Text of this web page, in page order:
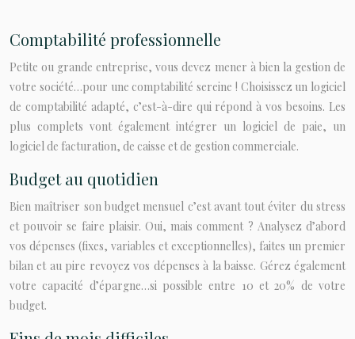
Comptabilité professionnelle
Petite ou grande entreprise, vous devez mener à bien la gestion de
votre société…pour une comptabilité sereine ! Choisissez un logiciel
de comptabilité adapté, c’est-à-dire qui répond à vos besoins. Les
plus complets vont également intégrer un logiciel de paie, un
logiciel de facturation, de caisse et de gestion commerciale.
Budget au quotidien
Bien maîtriser son budget mensuel c’est avant tout éviter du stress
et pouvoir se faire plaisir. Oui, mais comment ? Analysez d’abord
vos dépenses (fixes, variables et exceptionnelles), faites un premier
bilan et au pire revoyez vos dépenses à la baisse. Gérez également
votre capacité d’épargne…si possible entre 10 et 20% de votre
budget.